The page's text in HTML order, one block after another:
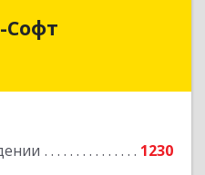
Софт
1230
Ю-Софт
муниципальный